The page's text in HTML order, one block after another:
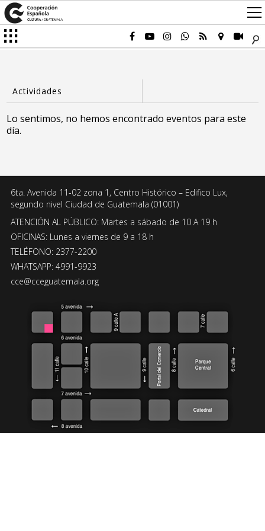
Lo sentimos, no hemos encontrado eventos para este
día.
6ta. Avenida 11-02 zona 1, Centro Histórico – Edifico Lux,
segundo nivel Ciudad de Guatemala (01001)
ATENCIÓN AL PÚBLICO: Martes a sábado de 10 A 19 h
OFICINAS: Lunes a viernes de 9 a 18 h
TELÉFONO: 2377-2200
WHATSAPP: 4991-9923
cce@cceguatemala.org